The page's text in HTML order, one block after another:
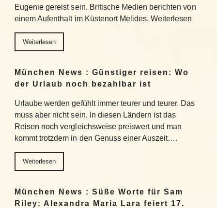
Eugenie gereist sein. Britische Medien berichten von
einem Aufenthalt im Küstenort Melides. Weiterlesen
Weiterlesen
München News : Günstiger reisen: Wo
der Urlaub noch bezahlbar ist
Urlaube werden gefühlt immer teurer und teurer. Das
muss aber nicht sein. In diesen Ländern ist das
Reisen noch vergleichsweise preiswert und man
kommt trotzdem in den Genuss einer Auszeit….
Weiterlesen
München News : Süße Worte für Sam
Riley: Alexandra Maria Lara feiert 17.